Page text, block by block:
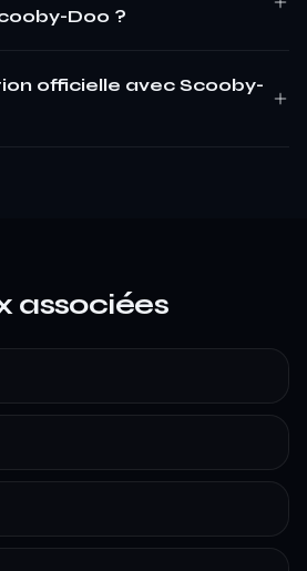
Doo ?
officielle avec Scooby-
associées